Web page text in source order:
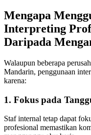
Mengapa
Interpreting
Daripada
Walaupun beberapa
Mandarin, penggunaan
karena:
1. Fokus pada
Staf internal tetap dapat
profesional memastikan